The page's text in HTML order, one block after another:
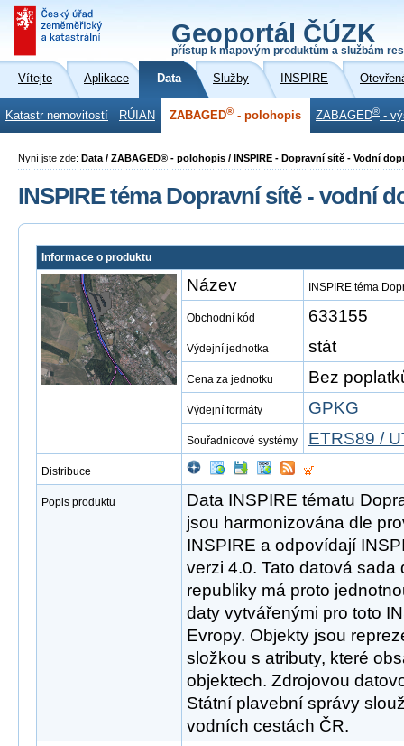
Geoportál ČÚZK
přístup k mapovým produktům a službám
Vítejte Aplikace Data Služby INSPIRE
Katastr nemovitostí RÚIAN ZABAGED® - polohopis ZABAGED® -
Nyní jste zde: Data / ZABAGED® - polohopis / INSPIRE - Dopravní sítě - Vodní
INSPIRE téma Dopravní sítě - vodní
Informace o produktu
Název INSPIRE téma
Obchodní kód 633155
Výdejní jednotka stát
Cena za jednotku Bez
Výdejní formáty GPKG
Souřadnicové systémy ETRS89 /
Distribuce
Popis produktu
Data INSPIRE tématu
jsou harmonizována dle
INSPIRE a odpovídají
verzi 4.0. Tato datová
republiky má proto
daty vytvářenými pro toto
Evropy. Objekty jsou
složkou s atributy, které
objektech. Zdrojovou
Státní plavební správy
vodních cestách ČR.